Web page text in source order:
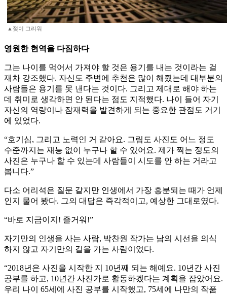
▲젖이 그리워
영원한 현역을 다짐하다
그는 나이를 먹어서 가져야 할 것은 용기를 내는 것이라는 걸
재차 강조했다. 자신도 주변에 추천은 많이 해줬는데 대부분의
사람들은 용기를 못 낸다는 것이다. 그리고 제대로 해야 하는
데 취미로 생각하면 안 된다는 점도 지적했다. 나이 들어 자기
자신의 역량이나 잠재력을 발견하게 되는 중요한 관점도 거기
에 있었다.
“호기심, 그리고 노력인 거 같아요. 그림도 사진도 어느 정도
수준까지는 재능 없이 누구나 할 수 있어요. 제가 찍는 정도의
사진은 누구나 할 수 있는데 사람들이 시도를 안 하는 거라고
봅니다.”
다소 어리석은 질문 같지만 인생에서 가장 흥분되는 때가 언제
인지 물어 봤다. 그의 대답은 즉각적이고, 예상한 그대로였다.
“바로 지금이지! 즐거워!”
자기만의 인생을 사는 사람, 박찬원 작가는 남의 시선을 의식
하지 않고 자기만의 길을 가는 사람이었다.
“2018년은 사진을 시작한 지 10년째 되는 해예요. 10년간 사진
공부를 하고, 10년간 사진가로 활동하겠다는 계획을 잡았어요.
우리 나이 65세에 사진 공부를 시작했고, 75세에 나만의 작품